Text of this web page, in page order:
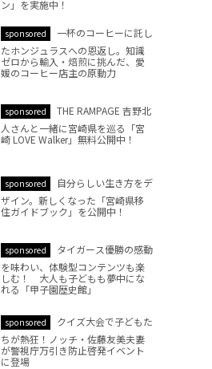
ン」を実施中！
sponsored
一杯のコーヒーに託し
たホンジュラスへの恩返し。知識
ゼロから輸入・焙煎に挑んだ、愛
媛のコーヒー店主の原動力
sponsored
THE RAMPAGE 吉野北
人さんと一緒に宮崎県を巡る「宮
崎 LOVE Walker」無料公開中！
sponsored
自分らしい生き方をデ
ザイン。新しくなった「宮崎県移
住ガイドブック」を公開中！
sponsored
タイガース優勝の感動
を味わい、体験型コンテンツも楽
しむ！ 大人も子どもも夢中にな
れる「甲子園歴史館」
sponsored
クイズ大会で子どもた
ちが熱狂！ノッチ・佐藤友美夫妻
が警視庁万引き防止啓発イベント
に登場